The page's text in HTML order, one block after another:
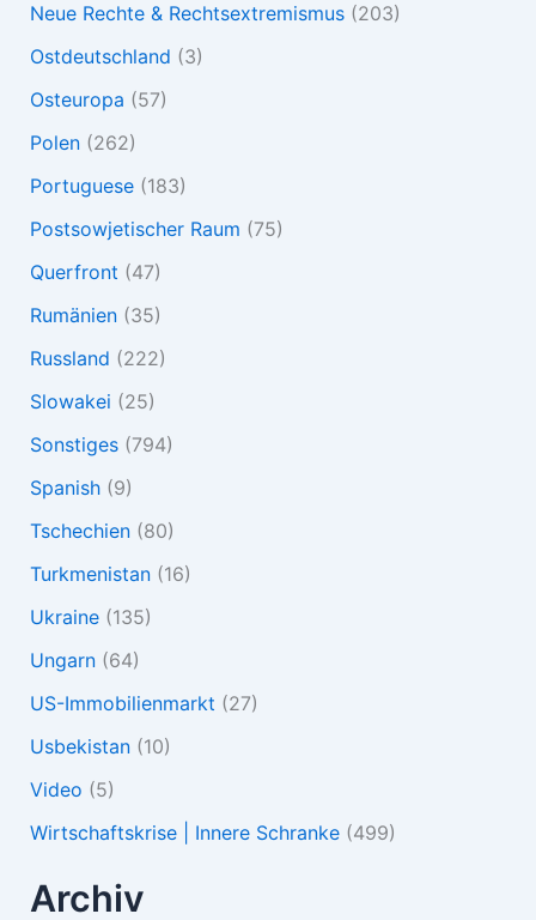
Neue Rechte & Rechtsextremismus(203)
Ostdeutschland (3)
Osteuropa (57)
Polen(262)
Portuguese(183)
Postsowjetischer Raum (75)
Querfront (47)
Rumänien(35)
Russland (222)
Slowakei (25)
Sonstiges(794)
Spanish(9)
Tschechien(80)
Turkmenistan(16)
Ukraine(135)
Ungarn(64)
US-Immobilienmarkt (27)
Usbekistan(10)
Video (5)
Wirtschaftskrise | Innere Schranke(499)
Archiv